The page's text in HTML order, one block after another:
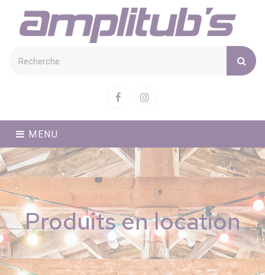
FacebookInstagram
MENU
Produits en location
Cookies management panel